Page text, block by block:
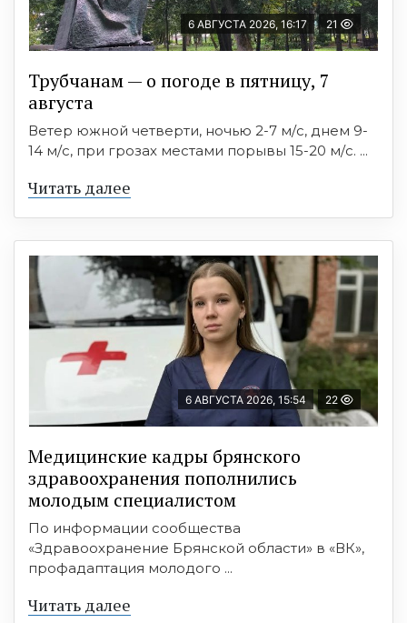
6 АВГУСТА 2026, 16:17 21
Трубчанам — о погоде в пятницу, 7
августа
Ветер южной четверти, ночью 2-7 м/с, днем 9-
14 м/с, при грозах местами порывы 15-20 м/с. ...
Читать далее
6 АВГУСТА 2026, 15:54 22
Медицинские кадры брянского
здравоохранения пополнились
молодым специалистом
По информации сообщества
«Здравоохранение Брянской области» в «ВК»,
профадаптация молодого ...
Читать далее